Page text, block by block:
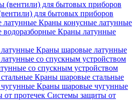
для бытовых приборов
Краны конусные латунные
Краны латунные
Краны шаровые латунные
со спускным устройством
Краны шаровые стальные
Краны шаровые чугунные
Системы защиты от